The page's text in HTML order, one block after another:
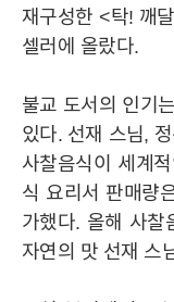
재구성한 <탁! 깨
셀러에 올랐다.
불교 도서의 인기
있다. 선재 스님,
사찰음식이 세계
식 요리서 판매량
가했다. 올해 사찰
자연의 맛 선재 스